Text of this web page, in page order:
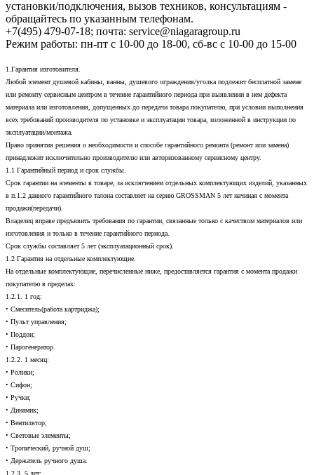
установки/подключения, вызов техников, консультациям -
обращайтесь по указанным телефонам.
+7(495) 479-07-18; почта: service@niagaragroup.ru
Режим работы: пн-пт с 10-00 до 18-00, сб-вс с 10-00 до 15-00
1.Гарантия изготовителя.
Любой элемент душевой кабины, ванны, душевого ограждения/уголка подлежит бесплатной замене
или ремонту сервисным центром в течение гарантийного периода при выявлении в нем дефекта
материала или изготовления, допущенных до передачи товара покупателю, при условии выполнения
всех требований производителя по установке и эксплуатации товара, изложенной в инструкции по
эксплуатации/монтажа.
Право принятия решения о необходимости и способе гарантийного ремонта (ремонт или замена)
принадлежит исключительно производителю или авторизованному сервисному центру.
1.1 Гарантийный период и срок службы.
Срок гарантии на элементы в товаре, за исключением отдельных комплектующих изделий, указанных
в п.1.2 данного гарантийного талона составляет на серию GROSSMAN 5 лет начиная с момента
продажи(передачи).
Владелец вправе предъявить требования по гарантии, связанные только с качеством материалов или
изготовления и только в течение гарантийного периода.
Срок службы составляет 5 лет (эксплуатационный срок).
1.2 Гарантия на отдельные комплектующие.
На отдельные комплектующие, перечисленные ниже, предоставляется гарантия с момента продажи
покупателю в пределах:
1.2.1. 1 год:
• Смеситель(работа картриджа);
• Пульт управления;
• Поддон;
• Парогенератор.
1.2.2. 1 месяц:
• Ролики;
• Сифон;
• Ручки;
• Динамик;
• Вентилятор;
• Световые элементы;
• Тропический, ручной душ;
• Держатель ручного душа.